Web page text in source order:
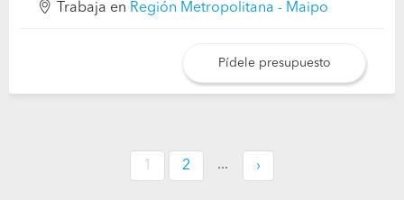
Trabaja en Región Metropolitana - Maipo
Pídele presupuesto
1 2 ... ›